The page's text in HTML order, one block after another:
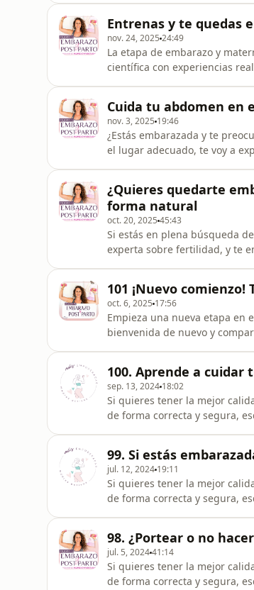
Entrenas y te quedas
nov. 24, 2025 24:49
La etapa de embarazo y
científica con experiencias
en cuenta.
Cuida tu abdomen en
nov. 3, 2025 19:46
¿Estás embarazada y te
el lugar adecuado, te voy a
quedas con gana
¿Quieres quedarte
forma natural
oct. 20, 2025 45:43
Si estás en plena búsqueda
experta sobre fertilidad, y te
tranquilidad. Tanto si acabas
101 ¡Nuevo
oct. 6, 2025 17:56
Empieza una nueva etapa en
bienvenida de nuevo y
bienestar físico y emocional, y
100. Aprende a cuidar
sep. 13, 2024 18:02
Si quieres tener la mejor
de forma correcta y segura,
entrenamiento
99. Si estás
jul. 12, 2024 19:11
Si quieres tener la mejor
de forma correcta y segura,
entrenamiento
98. ¿Portear o no
jul. 5, 202441:14
Si quieres tener la mejor
de forma correcta y segura,